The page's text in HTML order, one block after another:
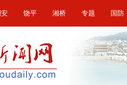
饶平 湘桥 专题 国防